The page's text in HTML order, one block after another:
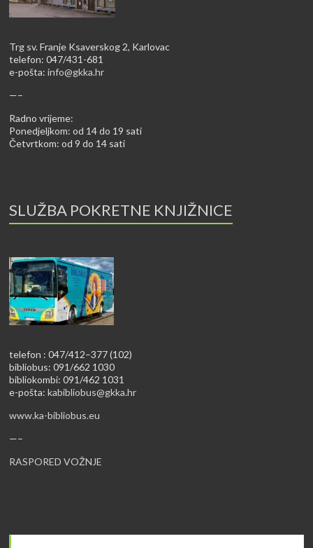
Trg sv. Franje Ksaverskog 2, Karlovac
telefon: 047/431-681
e-pošta:info@gkka.hr
—–
Radno vrijeme:
Ponedjeljkom: od 14 do 19 sati
Četvrtkom: od 9 do 14 sati
SLUŽBA POKRETNE KNJIŽNICE
telefon : 047/412–377 (102)
bibliobus: 091/662 1030
bibliokombi: 091/462 1031
e-pošta:kabibliobus@gkka.hr
www.ka-bibliobus.eu
—–
RASPORED VOŽNJE